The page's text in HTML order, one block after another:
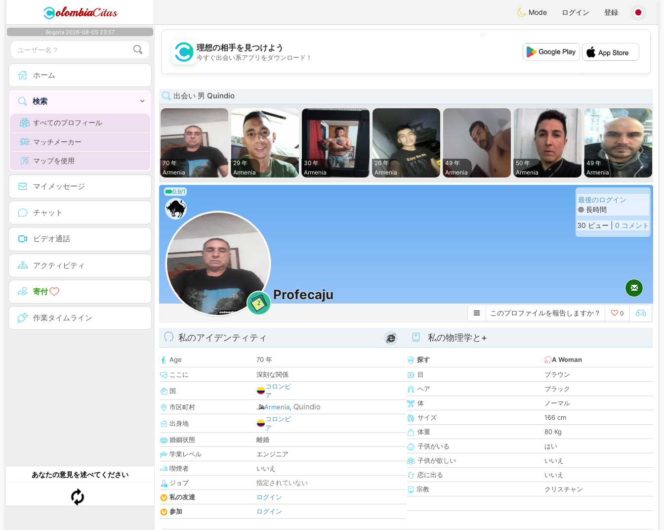
olombiaCitas Mode ログイン 登録
Bogota 2026-08-05 23:57
ホーム
検索
すべてのプロフィール
マッチメーカー
マップを使用
マイメッセージ
チャット
ビデオ通話
アクティビティ
寄付
作業タイムライン
あなたの意見を述べてください
💖
💕
理想の相手を見つけよう
今すぐ出会い系アプリをダウンロード！
出会い 男 Quindio
70 年
Armenia
29 年
Armenia
30 年
Armenia
26 年
Armenia
49 年
Armenia
50 年
Armenia
49 年
Armenia
0.9/1
2
Profecaju
最後のログイン
長時間
30 ビュー | 0 コメント
このプロファイルを報告しますか？ 0
私のアイデンティティ
Age
70 年
ここに
深刻な関係
国
コロンビ
ア
市区町村
Armenia, Quindio
出身地
コロンビ
ア
婚姻状態
離婚
学業レベル
エンジニア
喫煙者
いいえ
ジョブ
指定されていない
私の友達
ログイン
参加
ログイン
私の物理学と+
探す
A Woman
目
ブラウン
ヘア
ブラック
体
ノーマル
サイズ
166 cm
体重
80 Kg
子供がいる
はい
子供が欲しい
いいえ
恋に出る
いいえ
宗教
クリスチャン